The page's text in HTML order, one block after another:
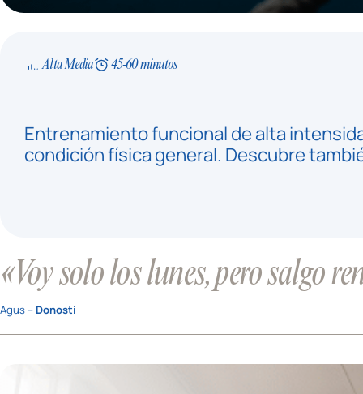
Alta Media 45-60 minutos
Entrenamiento funcional de alta
condición física general. Descubre
«Voy solo los lunes, pero salgo
Agus – Donosti